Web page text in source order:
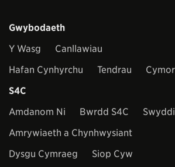
Gwybodaeth
Y Wasg
Canllawiau
Hafan Cynhyrchu
Tendrau
S4C
Amdanom Ni
Bwrdd S4C
Swyddi
Amrywiaeth a Chynhwysiant
Dysgu Cymraeg
Siop Cyw